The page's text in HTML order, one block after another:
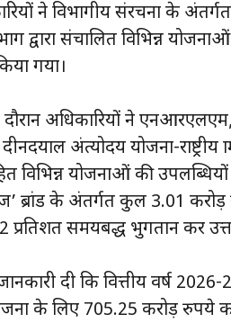
ने विभागीय संरचना के अंतर्गत
द्वारा संचालित विभिन्न
गया।
अधिकारियों ने एनआरएलएम,
अंत्योदय योजना-राष्ट्रीय
विभिन्न योजनाओं की
ब्रांड के अंतर्गत कुल 3.01 करोड़
प्रतिशत समयबद्ध भुगतान कर
दी कि वित्तीय वर्ष
के लिए 705.25 करोड़ रुपये